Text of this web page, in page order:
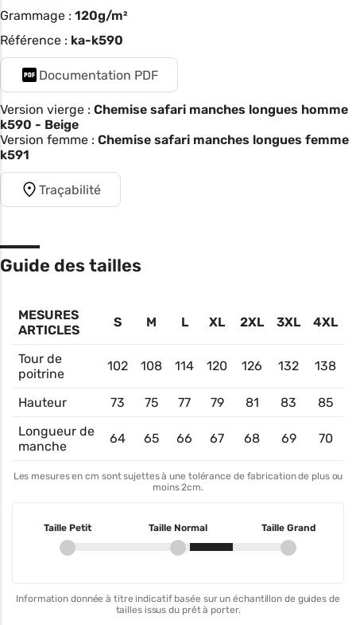
Grammage : 120g/m²
Référence : ka-k590
Documentation PDF
Version vierge : Chemise safari manches longues homme
k590 - Beige
Version femme : Chemise safari manches longues femme
k591
Traçabilité
Guide des tailles
MESURES
ARTICLES
S M L XL 2XL 3XL 4XL
Tour de
poitrine
102 108 114 120 126 132 138
Hauteur 73 75 77 79 81 83
85
Longueur de
manche
64 65 66 67 68 69 70
Les mesures en cm sont sujettes à une tolérance de fabrication de plus ou
moins 2cm.
Taille Petit Taille Normal Taille Grand
Information donnée à titre indicatif basée sur un échantillon de guides de
tailles issus du prêt à porter.